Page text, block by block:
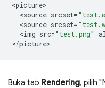
<picture
<source srcset=
<source srcset=
<img src="test.png"
</picture
Buka tab Rendering, pilih